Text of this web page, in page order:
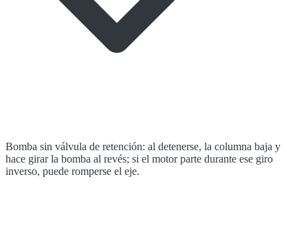
Bomba sin válvula de retención: al detenerse, la columna baja y
hace girar la bomba al revés; si el motor parte durante ese giro
inverso, puede romperse el eje.